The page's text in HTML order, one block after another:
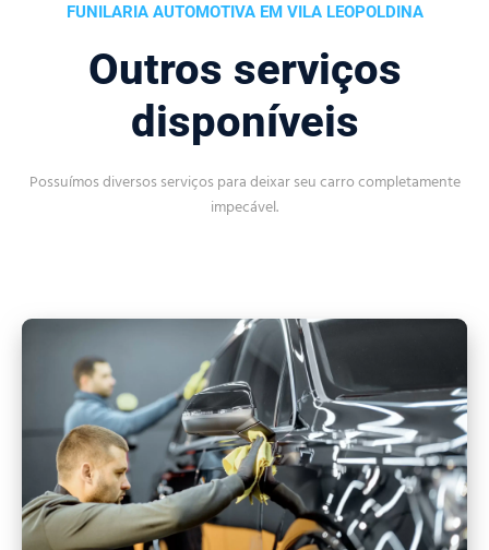
FUNILARIA AUTOMOTIVA EM VILA LEOPOLDINA
Outros serviços
disponíveis
Possuímos diversos serviços para deixar seu carro completamente
impecável.